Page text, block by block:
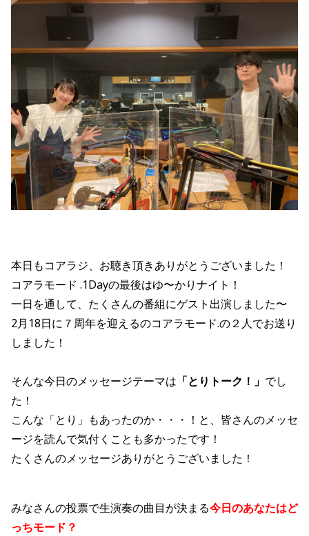
本日もコアラジ、お聴き頂きありがとうございました！
コアラモード .1Dayの最後はゆ〜かりナイト！
一日を通して、たくさんの番組にゲスト出演しました〜
2月18日に７周年を迎えるのコアラモード.の２人でお送り
しました！
そんな今日のメッセージテーマは 「とりトーク ！ 」 でし
た！
こんな「とり」もあったのか・・・！と、皆さんのメッセ
ージを読んで気付くことも多かったです！
たくさんのメッセージありがとうございました！
みなさんの投票で生演奏の曲目が決まる今日のあなたはど
っちモード？